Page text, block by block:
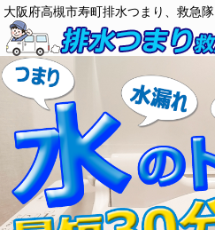
大阪府高槻市寿町排水つまり、救急隊